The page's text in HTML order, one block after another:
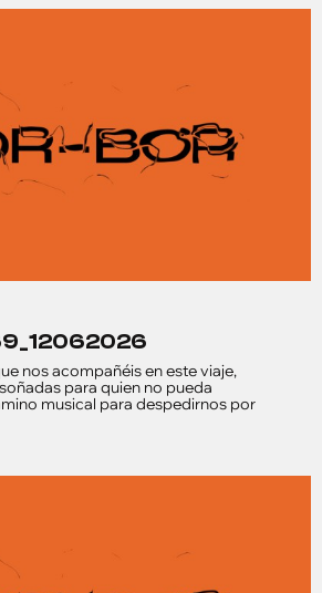
nos acompañéis en este viaje,
para quien no pueda
musical para despedirnos por